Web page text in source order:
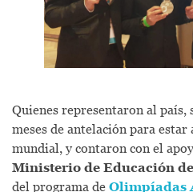
Quienes representaron al país,
meses de antelación para
mundial, y contaron con el
Ministerio de Educación
del programa de Olimpíadas